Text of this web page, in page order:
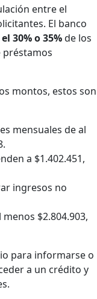
entre el
El banco
30% o 35%de los
préstamos
montos, estos son
mensuales de al
a $1.402.451,
ingresos no
$2.804.903,
para informarse o
a un crédito y